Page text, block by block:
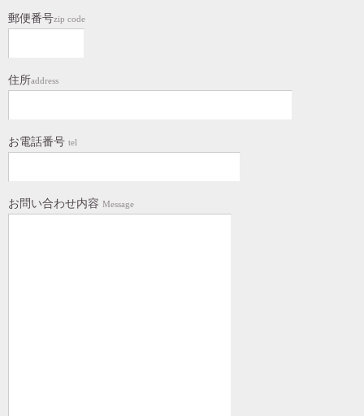
郵便番号zip code
住所address
お電話番号 tel
お問い合わせ内容 Message